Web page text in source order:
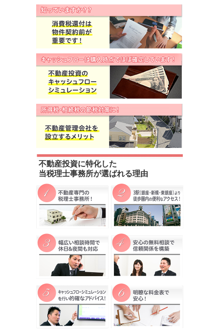
不動産投資に特化した
当税理士事務所が選ばれる理由